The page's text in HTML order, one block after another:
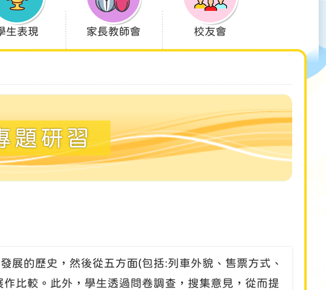
生表現 家長教師會 校友會
題研習
展的歷史，然後從五方面(包括:列車外貌、售票方式、
比較。此外，學生透過問卷調查，搜集意見，從而提